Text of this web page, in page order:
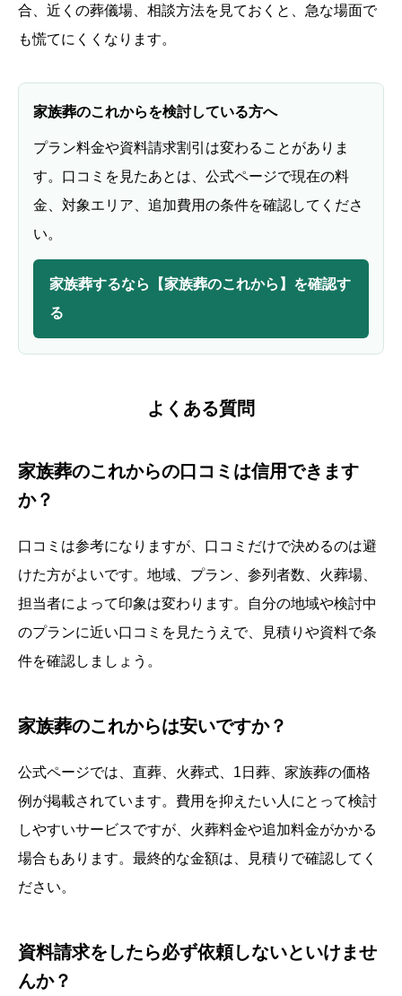
合、近くの葬儀場、相談方法を見ておくと、急な場面で
も慌てにくくなります。
家族葬のこれからを検討している方へ
プラン料金や資料請求割引は変わることがありま
す。口コミを見たあとは、公式ページで現在の料
金、対象エリア、追加費用の条件を確認してくださ
い。
家族葬するなら【家族葬のこれから】を確認す
る
よくある質問
家族葬のこれからの口コミは信用できます
か？
口コミは参考になりますが、口コミだけで決めるのは避
けた方がよいです。地域、プラン、参列者数、火葬場、
担当者によって印象は変わります。自分の地域や検討中
のプランに近い口コミを見たうえで、見積りや資料で条
件を確認しましょう。
家族葬のこれからは安いですか？
公式ページでは、直葬、火葬式、1日葬、家族葬の価格
例が掲載されています。費用を抑えたい人にとって検討
しやすいサービスですが、火葬料金や追加料金がかかる
場合もあります。最終的な金額は、見積りで確認してく
ださい。
資料請求をしたら必ず依頼しないといけませ
んか？